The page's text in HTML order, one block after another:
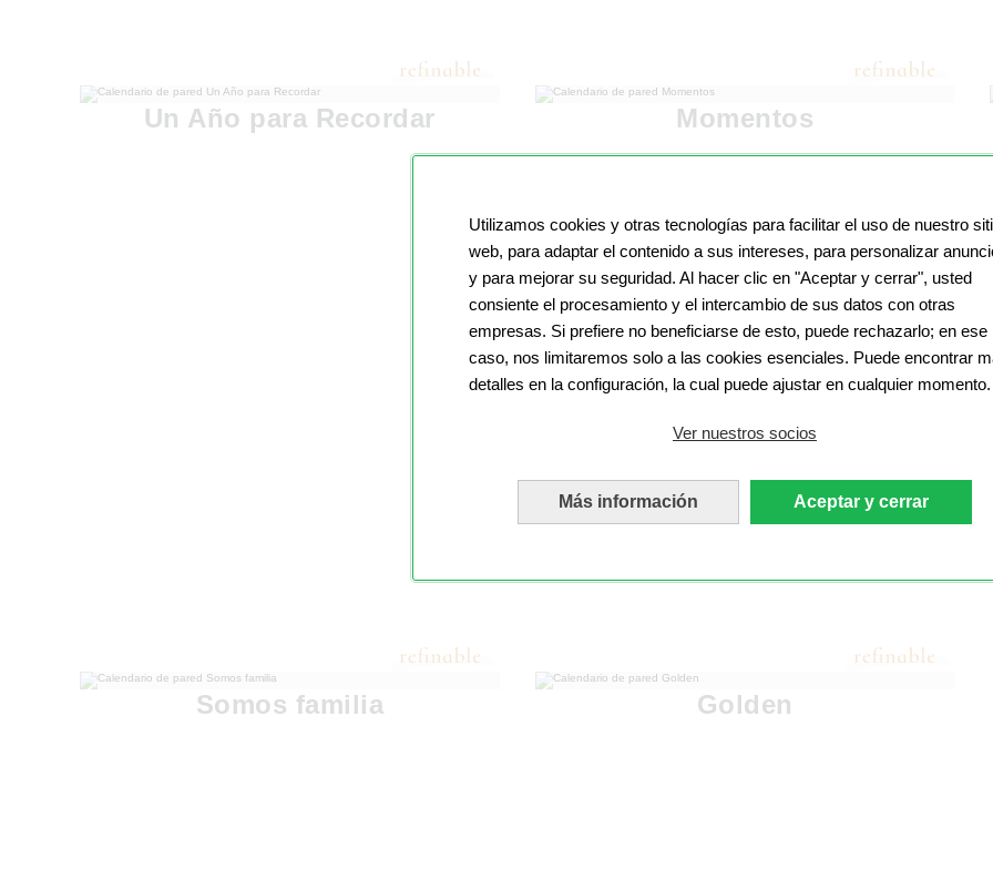
Utilizamos cookies y otras tecnologías para facilitar el uso de nuestro
web, para adaptar el contenido a sus intereses, para personalizar
y para mejorar su seguridad. Al hacer clic en "Aceptar y cerrar", usted
consiente el procesamiento y el intercambio de sus datos con otras
empresas. Si prefiere no beneficiarse de esto, puede rechazarlo; en ese
caso, nos limitaremos solo a las cookies esenciales. Puede encontrar
detalles en la configuración, la cual puede ajustar en cualquier momento.
Ver nuestros socios
Más información Aceptar y cerrar
Un Año para Recordar Momentos
Somos familia Golden